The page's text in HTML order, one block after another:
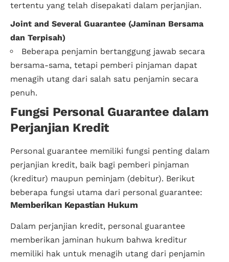
tertentu yang telah disepakati dalam perjanjian.
Joint and Several Guarantee (Jaminan Bersama
dan Terpisah)
Beberapa penjamin bertanggung jawab secara
bersama-sama, tetapi pemberi pinjaman dapat
menagih utang dari salah satu penjamin secara
penuh.
Fungsi Personal Guarantee dalam
Perjanjian Kredit
Personal guarantee memiliki fungsi penting dalam
perjanjian kredit, baik bagi pemberi pinjaman
(kreditur) maupun peminjam (debitur). Berikut
beberapa fungsi utama dari personal guarantee:
Memberikan Kepastian Hukum
Dalam perjanjian kredit, personal guarantee
memberikan jaminan hukum bahwa kreditur
memiliki hak untuk menagih utang dari penjamin